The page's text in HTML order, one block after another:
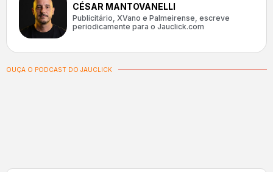
CÉSAR MANTOVANELLI
Publicitário, XVano e Palmeirense, escreve
periodicamente para o Jauclick.com
OUÇA O PODCAST DO JAUCLICK